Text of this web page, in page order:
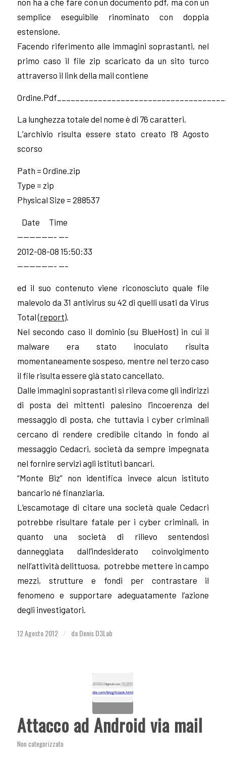
non ha a che fare con un documento pdf, ma con un
semplice eseguibile rinominato con doppia
estensione.
Facendo riferimento alle immagini soprastanti, nel
primo caso il file zip scaricato da un sito turco
attraverso il link della mail contiene
La lunghezza totale del nome è di 76 caratteri.
L’archivio risulta essere stato creato l’8 Agosto
scorso
Path = Ordine.zip
Type = zip
Physical Size = 288537
Date Time
——————- —–
2012-08-08 15:50:33
——————- —–
ed il suo contenuto viene riconosciuto quale file
malevolo da 31 antivirus su 42 di quelli usati da Virus
Total (report).
Nel secondo caso il dominio (su BlueHost) in cui il
malware era stato inoculato risulta
momentaneamente sospeso, mentre nel terzo caso
il file risulta essere già stato cancellato.
Dalle immagini soprastanti si rileva come gli indirizzi
di posta dei mittenti palesino l’incoerenza del
messaggio di posta, che tuttavia i cyber criminali
cercano di rendere credibile citando in fondo al
messaggio Cedacri, società da sempre impegnata
nel fornire servizi agli istituti bancari.
“Monte Biz” non identifica invece alcun istituto
bancario né finanziaria.
L’escamotage di citare una società quale Cedacri
potrebbe risultare fatale per i cyber criminali, in
quanto una società di rilievo sentendosi
danneggiata dall’indesiderato coinvolgimento
nell’attività delittuosa, potrebbe mettere in campo
mezzi, strutture e fondi per contrastare il
fenomeno e supportare adeguatamente l’azione
degli investigatori.
12 Agosto 2012 / daDenis D3Lab
Attacco ad Android via mail
Non categorizzato